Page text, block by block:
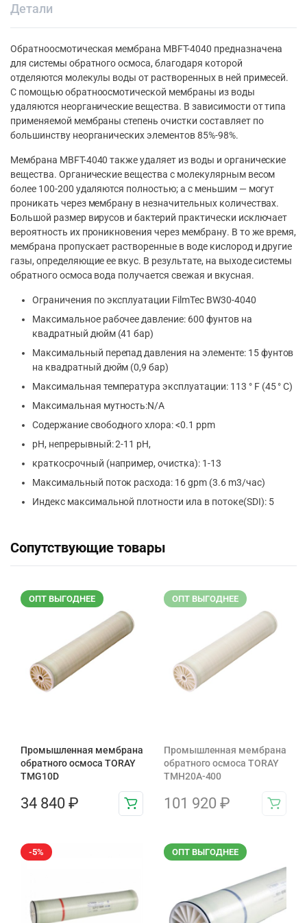
Детали
Обратноосмотическая мембрана MBFT-4040 предназначена
для системы обратного осмоса, благодаря которой
отделяются молекулы воды от растворенных в ней примесей.
С помощью обратноосмотической мембраны из воды
удаляются неорганические вещества. В зависимости от типа
применяемой мембраны степень очистки составляет по
большинству неорганических элементов 85%-98%.
Мембрана MBFT-4040 также удаляет из воды и органические
вещества. Органические вещества с молекулярным весом
более 100-200 удаляются полностью; а с меньшим — могут
проникать через мембрану в незначительных количествах.
Большой размер вирусов и бактерий практически исключает
вероятность их проникновения через мембрану. В то же время,
мембрана пропускает растворенные в воде кислород и другие
газы, определяющие ее вкус. В результате, на выходе системы
обратного осмоса вода получается свежая и вкусная.
Ограничения по эксплуатации FilmTec BW30-4040
Максимальное рабочее давление: 600 фунтов на
квадратный дюйм (41 бар)
Максимальный перепад давления на элементе: 15 фунтов
на квадратный дюйм (0,9 бар)
Максимальная температура эксплуатации: 113 ° F (45 ° C)
Максимальная мутность:N/A
Содержание свободного хлора: <0.1 ppm
pH, непрерывный: 2-11 рН,
краткосрочный (например, очистка): 1-13
Максимальный поток расхода: 16 gpm (3.6 m3/час)
Индекс максимальной плотности ила в потоке(SDI): 5
Сопутствующие товары
ОПТ ВЫГОДНЕЕ
Промышленная мембрана
обратного осмоса TORAY
TMG10D
34 840 ₽
ОПТ ВЫГОДНЕЕ
Промышленная мембрана
обратного осмоса TORAY
TMH20A-400
101 920 ₽
-5% ОПТ ВЫГОДНЕЕ